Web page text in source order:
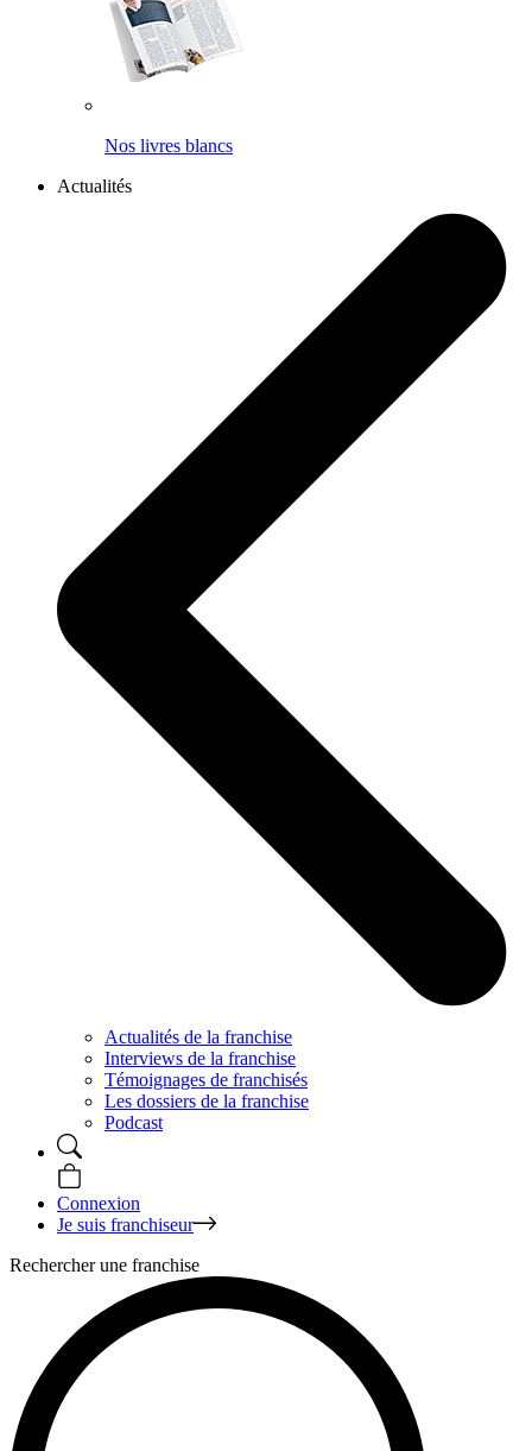
Nos livres blancs
Actualités
Actualités de la franchise
Interviews de la franchise
Témoignages de franchisés
Les dossiers de la franchise
Podcast
Connexion
Je suis franchiseur
Rechercher une franchise